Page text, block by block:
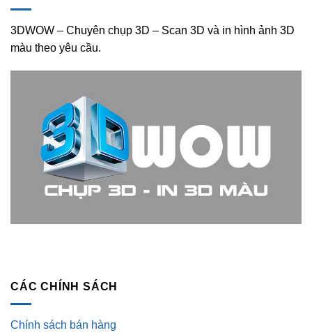
3DWOW – Chuyên chụp 3D – Scan 3D và in hình ảnh 3D
màu theo yêu cầu.
CÁC CHÍNH SÁCH
Chính sách bán hàng